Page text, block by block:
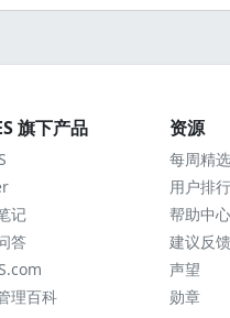
旗下产品
记
答
理百科
资源
每周精选
用户排
帮助中心
建议反馈
声望
勋章